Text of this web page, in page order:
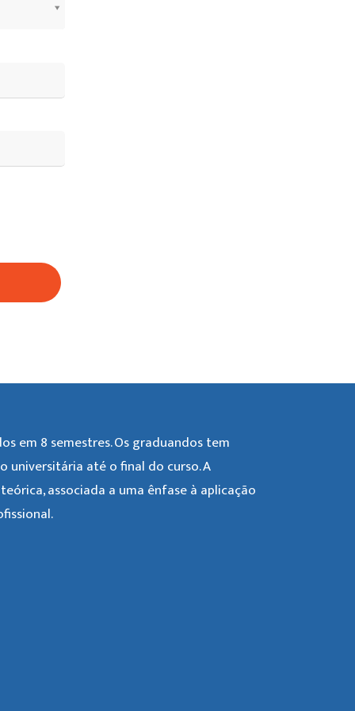
em 8 semestres. Os graduandos tem
até o final do curso. A
associada a uma ênfase à aplicação